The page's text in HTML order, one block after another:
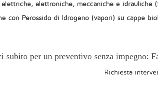
elettriche, elettroniche, meccaniche e idrauliche
con Perossido di Idrogeno (vapori) su cappe
subito per un preventivo senza impegno:
Richiesta